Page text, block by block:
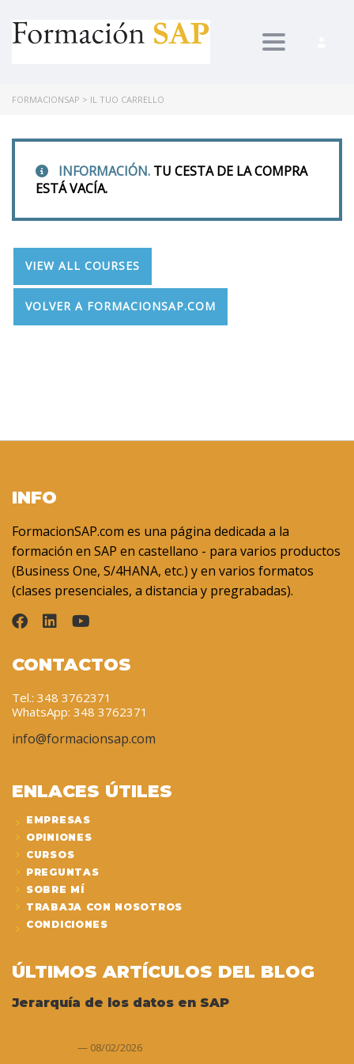
Toggle
FORMACIONSAP > IL TUO CARRELLO
INFORMACIÓN. TU CESTA DE LA COMPRA
ESTÁ VACÍA.
VIEW ALL COURSES
VOLVER A FORMACIONSAP.COM
INFO
FormacionSAP.com es una página dedicada a la
formación en SAP en castellano - para varios productos
(Business One, S/4HANA, etc.) y en varios formatos
(clases presenciales, a distancia y pregrabadas).
CONTACTOS
Tel.: 348 3762371
WhatsApp: 348 3762371
info@formacionsap.com
ENLACES ÚTILES
EMPRESAS
OPINIONES
CURSOS
PREGUNTAS
SOBRE MÍ
TRABAJA CON NOSOTROS
CONDICIONES
ÚLTIMOS ARTÍCULOS DEL BLOG
Jerarquía de los datos en SAP
08/02/2026